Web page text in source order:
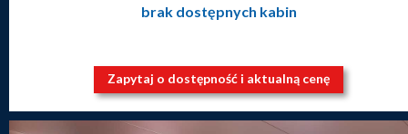
brak dostępnych kabin
Zapytaj o dostępność i aktualną cenę